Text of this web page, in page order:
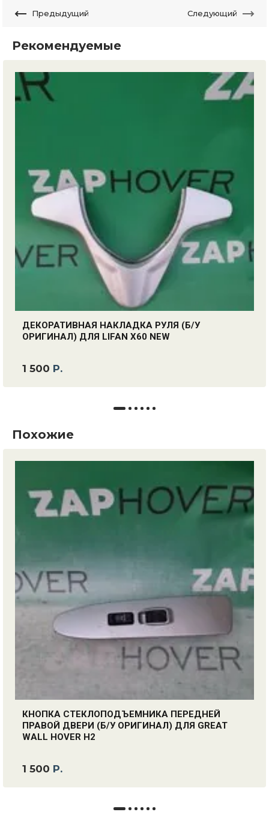
Предыдущий Следующий
Рекомендуемые
ДЕКОРАТИВНАЯ НАКЛАДКА РУЛЯ (Б/У
ОРИГИНАЛ) ДЛЯ LIFAN X60 NEW
1 500 Р.
Похожие
КНОПКА СТЕКЛОПОДЪЕМНИКА ПЕРЕДНЕЙ
ПРАВОЙ ДВЕРИ (Б/У ОРИГИНАЛ) ДЛЯ GREAT
WALL HOVER H2
1 500 Р.